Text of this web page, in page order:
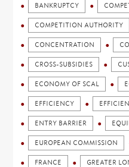
BANKRUPTCY
COMPETITION AUTHORITY
CONCENTRATION
CROSS-SUBSIDIES
ECONOMY OF SCAL
EFFICIENCY
ENTRY BARRIER
EUROPEAN COMMISSION
FRANCE GREATER